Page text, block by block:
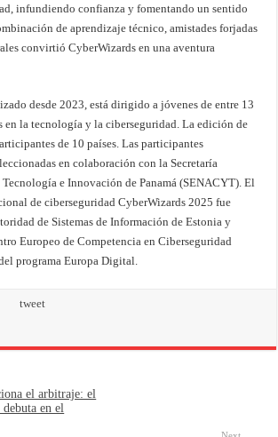
infundiendo confianza y fomentando un sentido
de aprendizaje técnico, amistades forjadas
convirtió CyberWizards en una aventura
desde 2023, está dirigido a jóvenes de entre 13
en la tecnología y la ciberseguridad. La edición de
de 10 países. Las participantes
en colaboración con la Secretaría
e Innovación de Panamá (SENACYT). El
de ciberseguridad CyberWizards 2025 fue
de Sistemas de Información de Estonia y
Europeo de Competencia en Ciberseguridad
programa Europa Digital.
tweet
el arbitraje: el
en el